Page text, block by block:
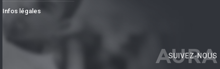
Infos légales
AURA
SUIVEZ-NOUS